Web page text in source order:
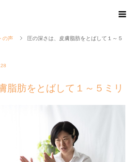
の声
圧の深さは、皮膚脂肪をとばして１～５
脂肪をとばして１～５ミリ